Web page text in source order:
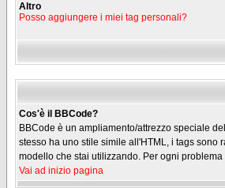
Altro
Posso aggiungere i miei tag personali?
Cos'è il BBCode?
BBCode è un ampliamento/attrezzo speciale
stesso ha uno stile simile all'HTML, i tags sono
modello che stai utilizzando. Per ogni
Vai ad inizio pagina